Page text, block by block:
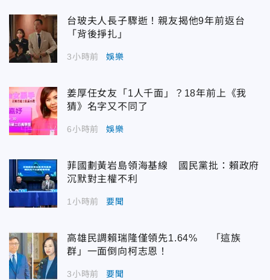
台玻夫人長子驟逝！親友揭他9年前返台
「背後掙扎」
3小時前 娛樂
姜厚任女友「1人千面」？18年前上《我
猜》名字又不同了
6小時前 娛樂
菲國劃黃岩島領海基線 國民黨批：賴政府
沉默對主權不利
1小時前 要聞
高雄民調賴瑞隆僅領先1.64% 「這族
群」一面倒向柯志恩！
3小時前 要聞